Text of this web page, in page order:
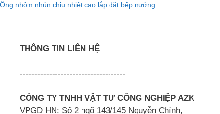
Ống nhôm nhún chịu nhiệt cao lắp đặt bếp nướng
THÔNG TIN LIÊN HỆ
------------------------------------
CÔNG TY TNHH VẬT TƯ CÔNG NGHIỆP AZK
VPGD HN: Số 2 ngõ 143/145 Nguyễn Chính,